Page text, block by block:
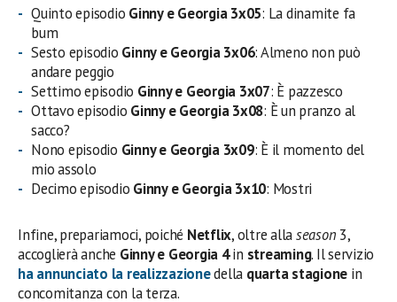
Quinto episodio Ginny e Georgia 3x05: La dinamite fa
bum
Sesto episodio Ginny e Georgia 3x06: Almeno non può
andare peggio
Settimo episodio Ginny e Georgia 3x07: È pazzesco
Ottavo episodio Ginny e Georgia 3x08: È un pranzo al
sacco?
Nono episodio Ginny e Georgia 3x09: È il momento del
mio assolo
Decimo episodio Ginny e Georgia 3x10: Mostri
Infine, prepariamoci, poiché Netflix, oltre allaseason 3,
accoglierà anche Ginny e Georgia 4in streaming. Il servizio
ha annunciato la realizzazionedella quarta stagione in
concomitanza con la terza.